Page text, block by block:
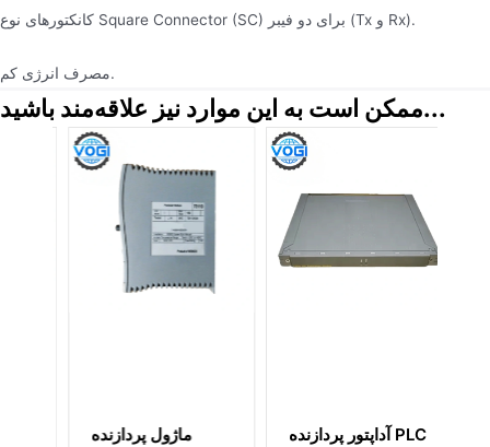
کانکتورهای نوع Square Connector (SC) برای دو فیبر (Tx و Rx).
مصرف انرژی کم.
ممکن است به این موارد نیز علاقه‌مند باشید...
ماژول پردازنده
آداپتور پردازنده PLC